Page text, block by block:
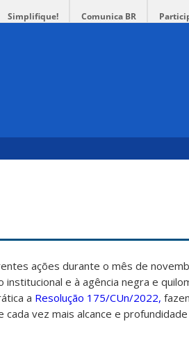
Simplifique! Comunica BR
ações durante o mês de
e à agência negra e
a Resolução 175/CUn/2022,
vez mais alcance e profundidade